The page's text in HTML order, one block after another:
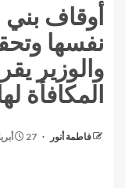
أوقاف
نفسها
والوزير
المكافأة
فاطمة أنور 27 أبريل، 2021